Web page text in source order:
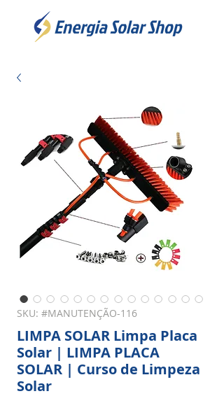
SKU: #MANUTENÇÃO-116
LIMPA SOLAR Limpa Placa
Solar | LIMPA PLACA
SOLAR | Curso de Limpeza
Solar